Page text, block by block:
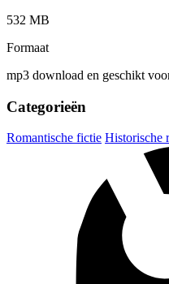
532 MB
Formaat
mp3 download en geschikt
Categorieën
Romantische fictie Historische